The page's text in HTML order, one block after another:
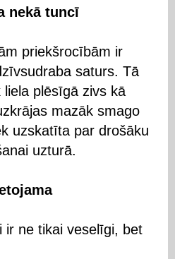
nekā tuncī
priekšrocībām ir
saturs. Tā
liela plēsīgā zivs kā
mazāk smago
uzskatīta par drošāku
uzturā.
ir ne tikai veselīgi, bet